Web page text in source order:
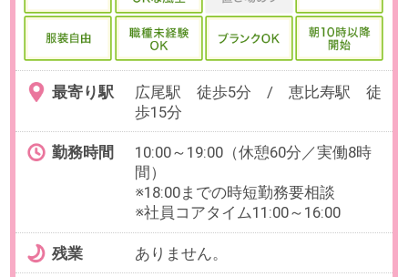
【朝10時×残業なし】時給1900円
／土日メイン（18時退社）の問
合せ＆入力
恵比寿駅 徒歩10分 / 広尾駅
勤務時間